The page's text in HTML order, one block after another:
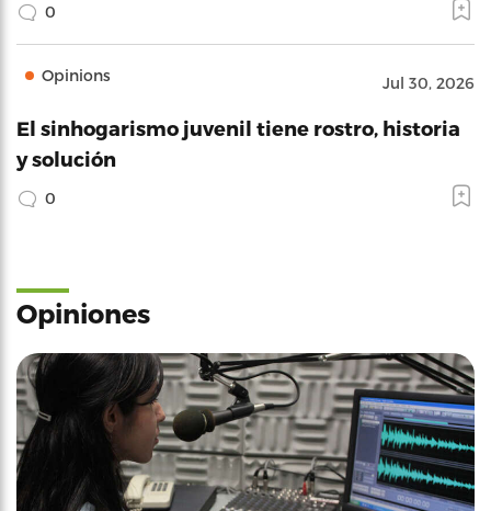
0
Opinions Jul 30, 2026
El sinhogarismo juvenil tiene rostro, historia
y solución
0
Opiniones